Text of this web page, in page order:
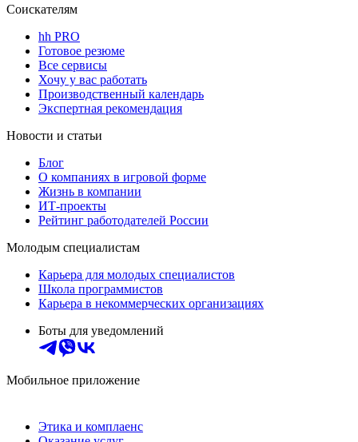
Соискателям
hh PRO
Готовое резюме
Все сервисы
Хочу у вас работать
Производственный календарь
Экспертная рекомендация
Новости и статьи
Блог
О компаниях в игровой форме
Жизнь в компании
ИТ-проекты
Рейтинг работодателей России
Молодым специалистам
Карьера для молодых специалистов
Школа программистов
Карьера в некоммерческих организациях
Боты для уведомлений
Мобильное приложение
Этика и комплаенс